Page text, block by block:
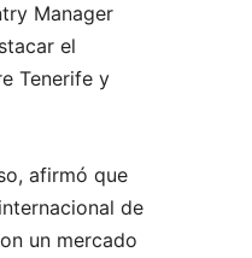
Manager
el
Tenerife y
afirmó que
de
un mercado